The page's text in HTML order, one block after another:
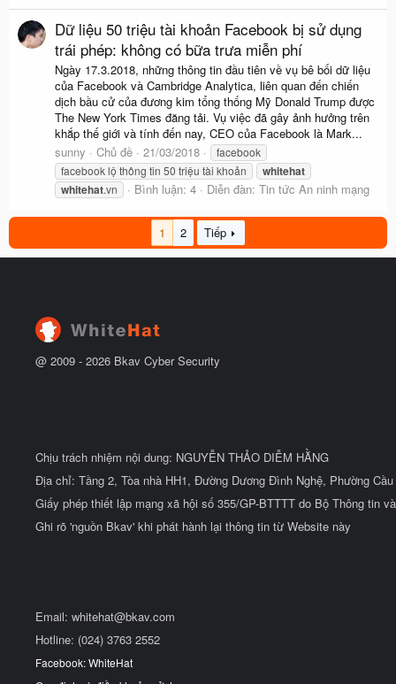
Dữ liệu 50 triệu tài khoản Facebook bị sử dụng
trái phép: không có bữa trưa miễn phí
Ngày 17.3.2018, những thông tin đầu tiên về vụ bê bối dữ liệu
của Facebook và Cambridge Analytica, liên quan đến chiến
dịch bầu cử của đương kim tổng thống Mỹ Donald Trump được
The New York Times đăng tải. Vụ việc đã gây ảnh hưởng trên
khắp thế giới và tính đến nay, CEO của Facebook là Mark...
sunny
Chủ đề 21/03/2018
facebook
facebook lộ thông tin 50 triệu tài khoản
whitehat
whitehat.vn Bình luận: 4 Diễn đàn: Tin tức An ninh mạng
1 2 Tiếp
@ 2009 - 2026 Bkav Cyber Security
Chịu trách nhiệm nội dung: NGUYỄN THẢO DIỄM HẰNG
Địa chỉ: Tầng 2, Tòa nhà HH1, Đường Dương Đình Nghệ, Phường
Giấy phép thiết lập mạng xã hội số 355/GP-BTTTT do Bộ Thông tin
Ghi rõ 'nguồn Bkav' khi phát hành lại thông tin từ Website này
Email: whitehat@bkav.com
Hotline: (024) 3763 2552
Facebook: WhiteHat